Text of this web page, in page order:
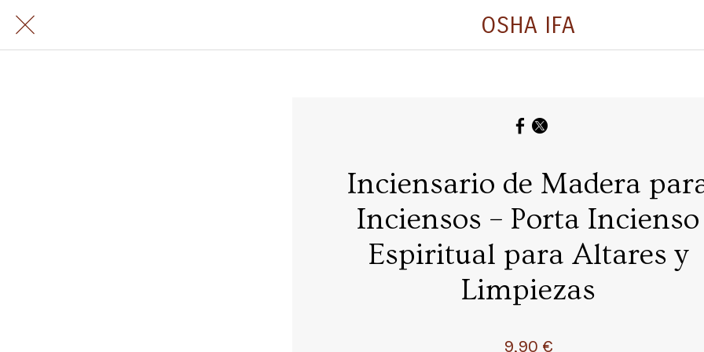
OSHA IFA
Inciensario de Madera
Inciensos – Porta Incienso
Espiritual para Altares y
Limpiezas
9,90 €